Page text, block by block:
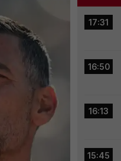
17:31
16:50
16:13
15:45